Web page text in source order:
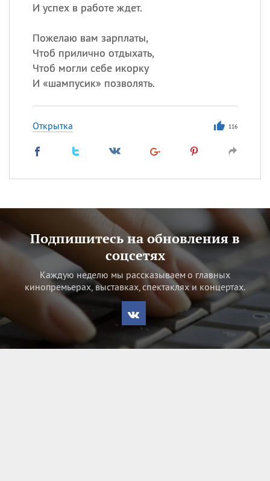
И успех в работе ждет.
Пожелаю вам зарплаты,
Чтоб прилично отдыхать,
Чтоб могли себе икорку
И «шампусик» позволять.
Открытка 116
Подпишитесь на обновления в
соцсетях
Каждую неделю мы рассказываем о главных
кинопремьерах, выставках, спектаклях и концертах.